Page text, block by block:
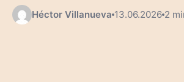
Héctor Villanueva 13.06.2026 2